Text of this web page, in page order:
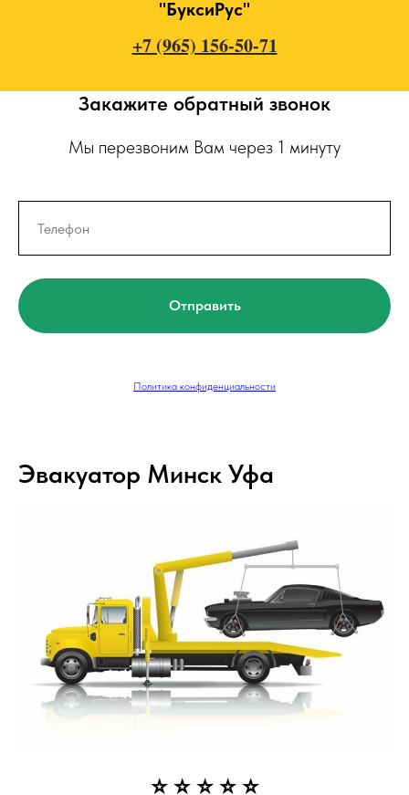
"БуксиРус"
+7 (965) 156-50-71
Закажите обратный звонок
Мы перезвоним Вам через 1 минуту
Отправить
Политика конфиденциальности
Эвакуатор Минск Уфа
⭐ ⭐ ⭐ ⭐ ⭐